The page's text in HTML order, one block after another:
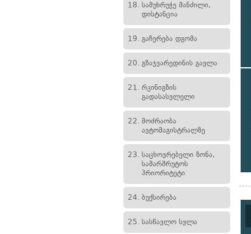
18. სამუხრუჭე მანძილი,
დისტანცია
19. გაჩერება დგომა
20. გზაჯვარედინის გავლა
21. რკინიგზის
გადასასვლელი
22. მოძრაობა
ავტომაგისტრალზე
23. საცხოვრებელი ზონა,
სამარშრუტოს
პრიორიტეტი
24. ბუქსირება
25. სასწავლო სვლა